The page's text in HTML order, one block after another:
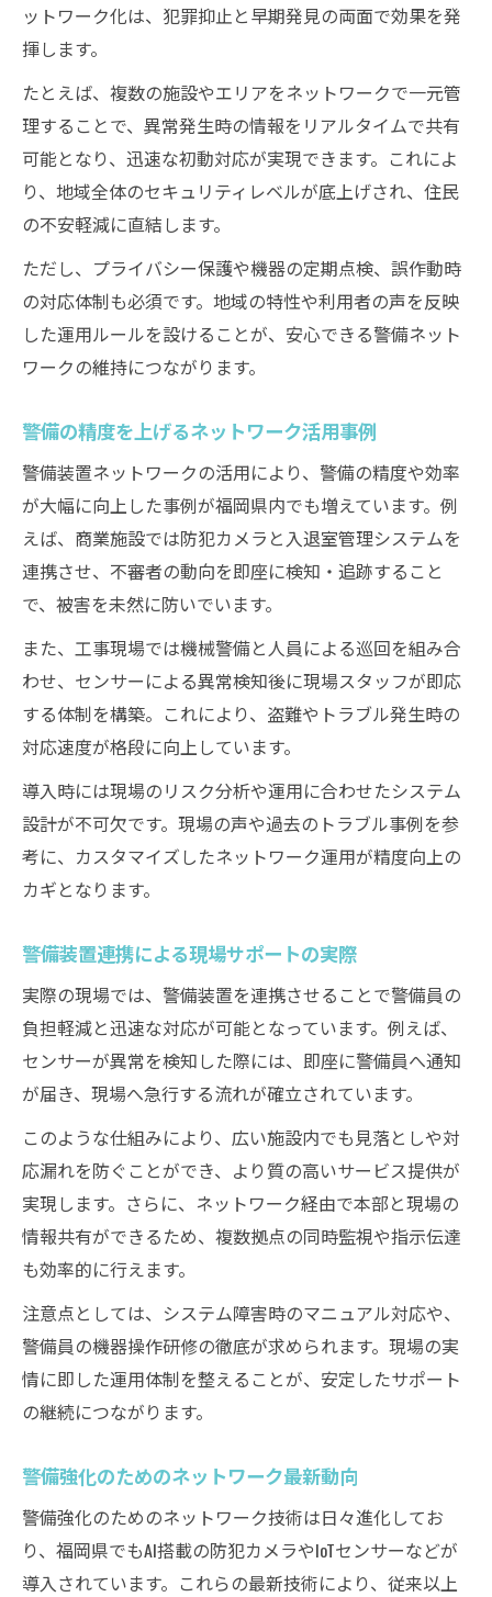
ットワーク化は、犯罪抑止と早期発見の両面で効果を発
揮します。
たとえば、複数の施設やエリアをネットワークで一元管
理することで、異常発生時の情報をリアルタイムで共有
可能となり、迅速な初動対応が実現できます。これによ
り、地域全体のセキュリティレベルが底上げされ、住民
の不安軽減に直結します。
ただし、プライバシー保護や機器の定期点検、誤作動時
の対応体制も必須です。地域の特性や利用者の声を反映
した運用ルールを設けることが、安心できる警備ネット
ワークの維持につながります。
警備の精度を上げるネットワーク活用事例
警備装置ネットワークの活用により、警備の精度や効率
が大幅に向上した事例が福岡県内でも増えています。例
えば、商業施設では防犯カメラと入退室管理システムを
連携させ、不審者の動向を即座に検知・追跡すること
で、被害を未然に防いでいます。
また、工事現場では機械警備と人員による巡回を組み合
わせ、センサーによる異常検知後に現場スタッフが即応
する体制を構築。これにより、盗難やトラブル発生時の
対応速度が格段に向上しています。
導入時には現場のリスク分析や運用に合わせたシステム
設計が不可欠です。現場の声や過去のトラブル事例を参
考に、カスタマイズしたネットワーク運用が精度向上の
カギとなります。
警備装置連携による現場サポートの実際
実際の現場では、警備装置を連携させることで警備員の
負担軽減と迅速な対応が可能となっています。例えば、
センサーが異常を検知した際には、即座に警備員へ通知
が届き、現場へ急行する流れが確立されています。
このような仕組みにより、広い施設内でも見落としや対
応漏れを防ぐことができ、より質の高いサービス提供が
実現します。さらに、ネットワーク経由で本部と現場の
情報共有ができるため、複数拠点の同時監視や指示伝達
も効率的に行えます。
注意点としては、システム障害時のマニュアル対応や、
警備員の機器操作研修の徹底が求められます。現場の実
情に即した運用体制を整えることが、安定したサポート
の継続につながります。
警備強化のためのネットワーク最新動向
警備強化のためのネットワーク技術は日々進化してお
り、福岡県でもAI搭載の防犯カメラやIoTセンサーなどが
導入されています。これらの最新技術により、従来以上